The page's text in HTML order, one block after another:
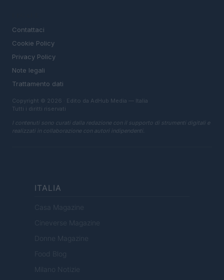
Contattaci
Cookie Policy
Privacy Policy
Note legali
Trattamento dati
Copyright © 2026 · Edito da AdHub Media — Italia
Tutti i diritti riservati
I contenuti sono curati dalla redazione con il supporto di strumenti digitali e
realizzati in collaborazione con autori indipendenti.
ITALIA
Casa Magazine
Cineverse Magazine
Donne Magazine
Food Blog
Milano Notizie